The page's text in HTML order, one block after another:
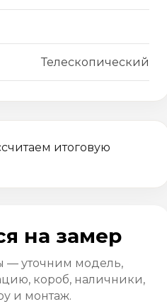
Телескопический
итоговую
на замер
— уточним модель,
короб, наличники,
и монтаж.